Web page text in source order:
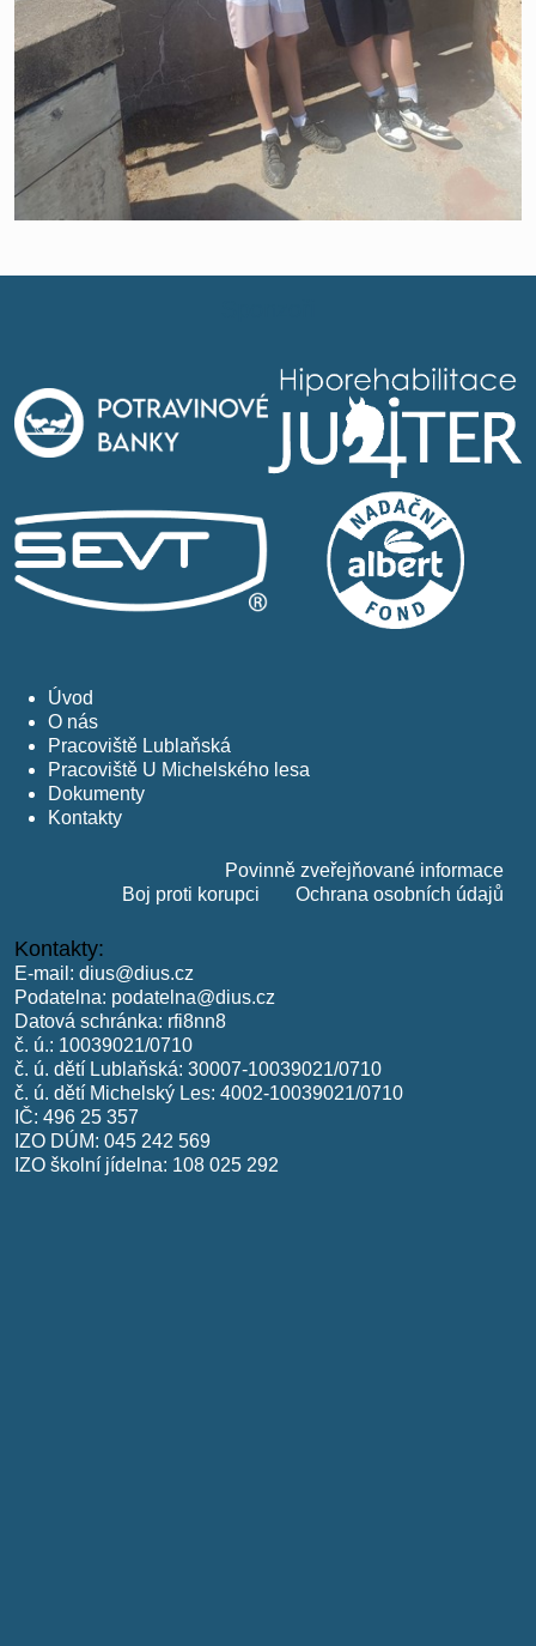
Úvod
O nás
Pracoviště Lublaňská
Pracoviště U Michelského lesa
Dokumenty
Kontakty
Povinně zveřejňované informace
Ochrana osobních údajů
Boj proti korupci
Kontakty:
E-mail: dius@dius.cz
Podatelna: podatelna@dius.cz
Datová schránka: rfi8nn8
č. ú.: 10039021/0710
č. ú. dětí Lublaňská: 30007-10039021/0710
č. ú. dětí Michelský Les: 4002-10039021/0710
IČ: 496 25 357
IZO DÚM: 045 242 569
IZO školní jídelna: 108 025 292